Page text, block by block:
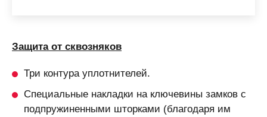
Защита от сквозняков
Три контура уплотнителей.
Специальные накладки на ключевины замков с
подпружиненными шторками (благодаря им